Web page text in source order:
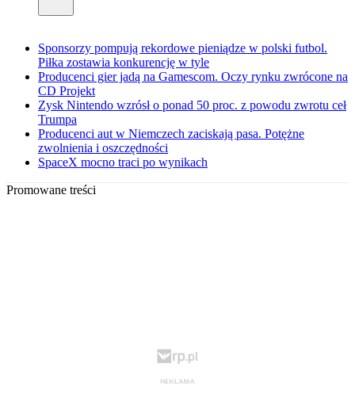
Sponsorzy pompują rekordowe pieniądze w polski futbol.
Piłka zostawia konkurencję w tyle
Producenci gier jadą na Gamescom. Oczy rynku zwrócone na
CD Projekt
Zysk Nintendo wzrósł o ponad 50 proc. z powodu zwrotu ceł
Trumpa
Producenci aut w Niemczech zaciskają pasa. Potężne
zwolnienia i oszczędności
SpaceX mocno traci po wynikach
Promowane treści